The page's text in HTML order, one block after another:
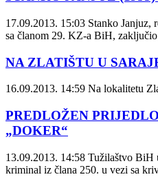
17.09.2013. 15:03 Stanko Janjuz,
sa članom 29. KZ-a BiH,
NA ZLATIŠTU U
16.09.2013. 14:59 Na lokalitetu
PREDLOŽEN
„DOKER“
13.09.2013. 14:58 Tužilaštvo BiH
kriminal iz člana 250. u vezi sa